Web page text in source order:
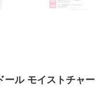
ール モイストチャー